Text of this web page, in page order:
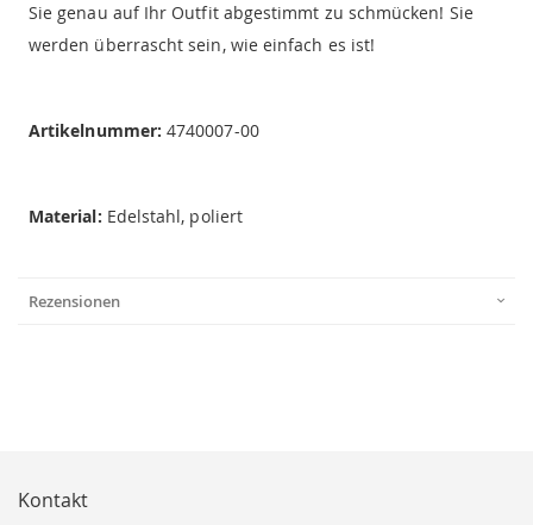
Sie genau auf Ihr Outfit abgestimmt zu schmücken! Sie
werden überrascht sein, wie einfach es ist!
Artikelnummer: 4740007-00
Material: Edelstahl, poliert
Rezensionen
Kontakt